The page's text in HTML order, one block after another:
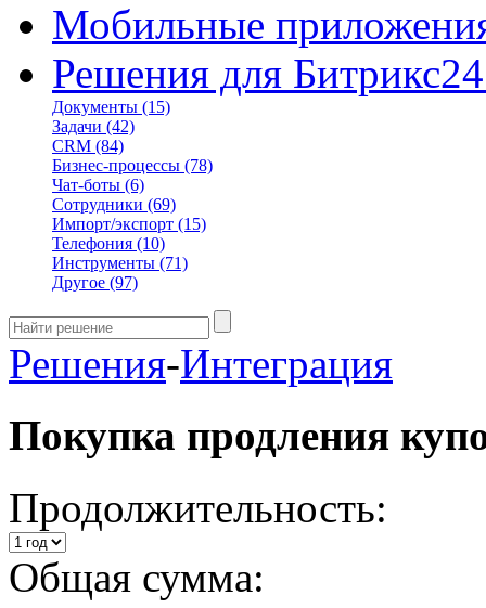
Мобильные
Решения для Битрикс24
Документы (15)
Задачи (42)
CRM (84)
Бизнес-процессы (78)
Чат-боты (6)
Сотрудники (69)
Импорт/экспорт (15)
Телефония (10)
Инструменты (71)
Другое (97)
Решения-Интеграция
Покупка продления
Продолжительность:
Общая сумма: